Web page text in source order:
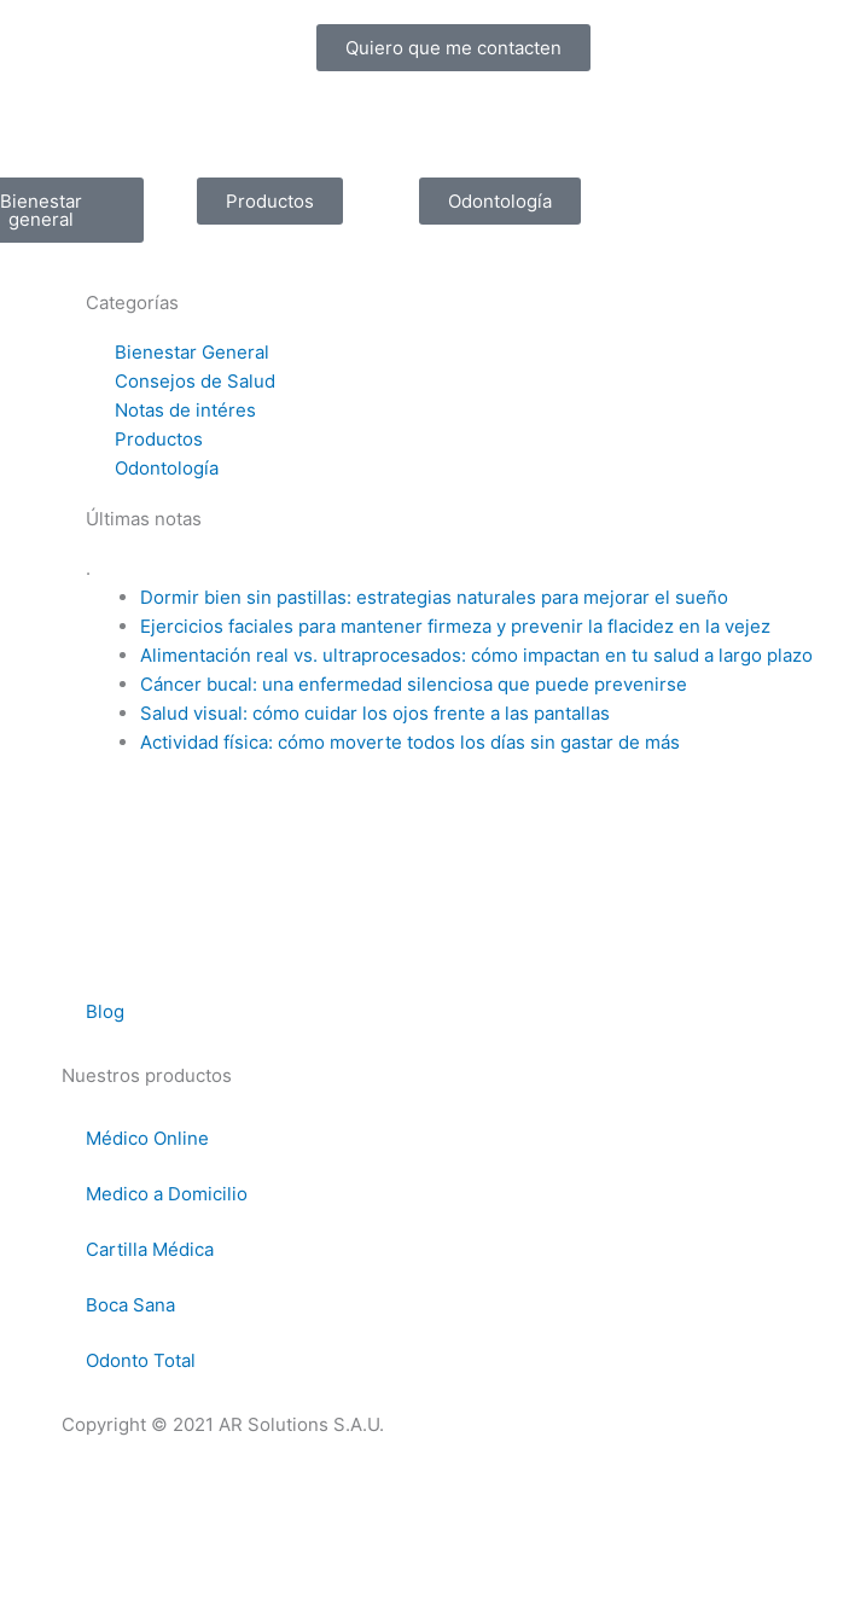
Quiero que me contacten
Bienestar
general
Productos Odontología
Categorías
Bienestar General
Consejos de Salud
Notas de intéres
Productos
Odontología
Últimas notas
.
Dormir bien sin pastillas: estrategias naturales para mejorar el sueño
Ejercicios faciales para mantener firmeza y prevenir la flacidez en la vejez
Alimentación real vs. ultraprocesados: cómo impactan en tu salud a largo plazo
Cáncer bucal: una enfermedad silenciosa que puede prevenirse
Salud visual: cómo cuidar los ojos frente a las pantallas
Actividad física: cómo moverte todos los días sin gastar de más
Blog
Nuestros productos
Médico Online
Medico a Domicilio
Cartilla Médica
Boca Sana
Odonto Total
Copyright © 2021 AR Solutions S.A.U.